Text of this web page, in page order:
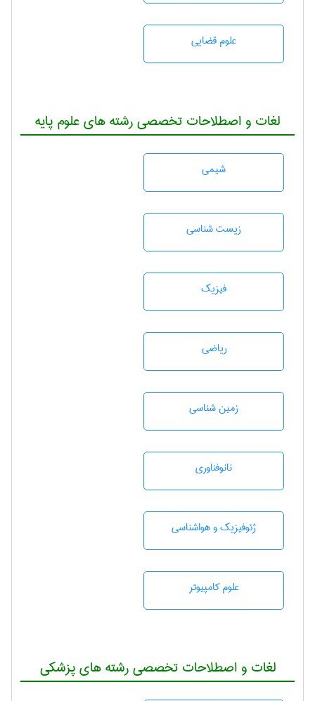
علوم قضایی
لغات و اصطلاحات تخصصی رشته های علوم پایه
شيمی
زيست شناسی
فیزیک
رياضی
زمين شناسی
نانوفناوری
ژئوفيزيك و هواشناسی
علوم کامپیوتر
لغات و اصطلاحات تخصصی رشته های پزشکی